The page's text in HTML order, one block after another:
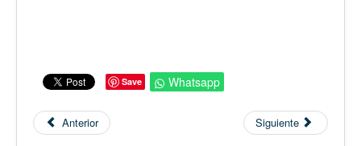
Save Whatsapp
Anterior Siguiente